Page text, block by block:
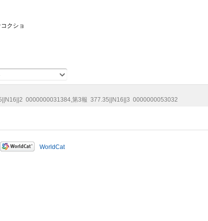
クショ
0000000031384 第3報 377.35||N16||3 0000000053032
WorldCat